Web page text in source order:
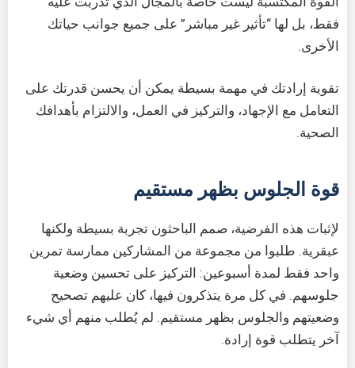
فقط، بل لها “تأثير غير مباشر” على جميع جوانب حياتك
الأخرى.
تقوية إرادتك في مهمة بسيطة يمكن أن يحسن قدرتك على
التعامل مع الإجهاد، والتركيز في العمل، والالتزام بأهدافك
الصحية.
قوة الجلوس بظهر مستقيم
لإثبات هذه الفرضية، صمم الباحثون تجربة بسيطة ولكنها
عبقرية. طلبوا من مجموعة من المشاركين ممارسة تمرين
واحد فقط لمدة أسبوعين: التركيز على تحسين وضعية
جلوسهم. في كل مرة يتذكرون فيها، كان عليهم تصحيح
وضعيتهم والجلوس بظهر مستقيم. لم يُطلب منهم أي شيء
آخر يتطلب قوة إرادة.